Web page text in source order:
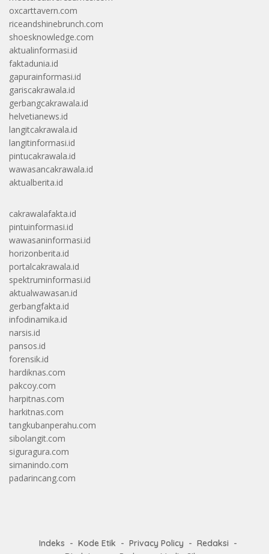
oxcarttavern.com
riceandshinebrunch.com
shoesknowledge.com
aktualinformasi.id
faktadunia.id
gapurainformasi.id
gariscakrawala.id
gerbangcakrawala.id
helvetianews.id
langitcakrawala.id
langitinformasi.id
pintucakrawala.id
wawasancakrawala.id
aktualberita.id
cakrawalafakta.id
pintuinformasi.id
wawasaninformasi.id
horizonberita.id
portalcakrawala.id
spektruminformasi.id
aktualwawasan.id
gerbangfakta.id
infodinamika.id
narsis.id
pansos.id
forensik.id
hardiknas.com
pakcoy.com
harpitnas.com
harkitnas.com
tangkubanperahu.com
sibolangit.com
siguragura.com
simanindo.com
padarincang.com
Indeks Kode Etik Privacy Policy
Redaksi